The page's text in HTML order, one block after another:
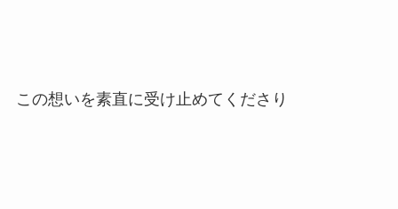
この想いを素直に受け止めてくださり